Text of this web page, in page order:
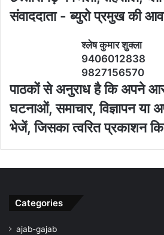
संवाददाता - ब्‍युरो प्रमुख की
श्‍लेष कुमार शुक्‍ला
9406012838
9827156570
पाठकों से अनुराध है कि अपने
घटनाओं, समाचार, विज्ञापन या
भेजें, जिसका त्‍वरित प्रकाशन
Categories
ajab-gajab